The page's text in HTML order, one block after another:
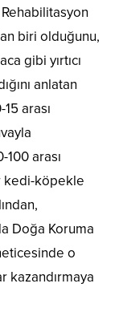
biri olduğunu,
gibi yırtıcı
anlatan
arası
arası
kedi-köpekle
Doğa Koruma
o
kazandırmaya